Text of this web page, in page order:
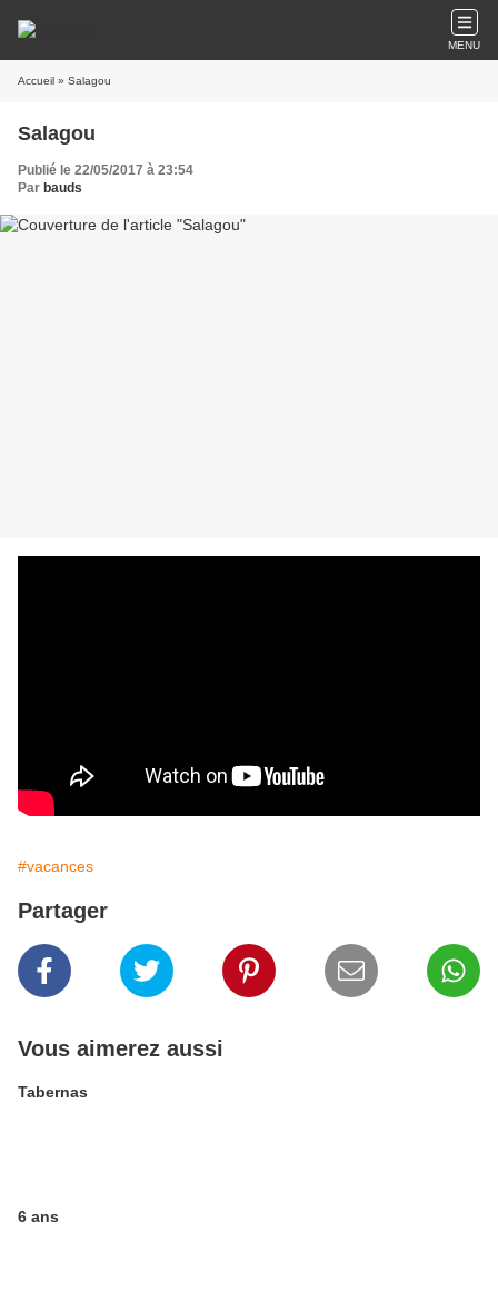
MENU
Accueil » Salagou
Salagou
Publié le 22/05/2017 à 23:54
Par bauds
#vacances
Partager
Vous aimerez aussi
Tabernas
6 ans